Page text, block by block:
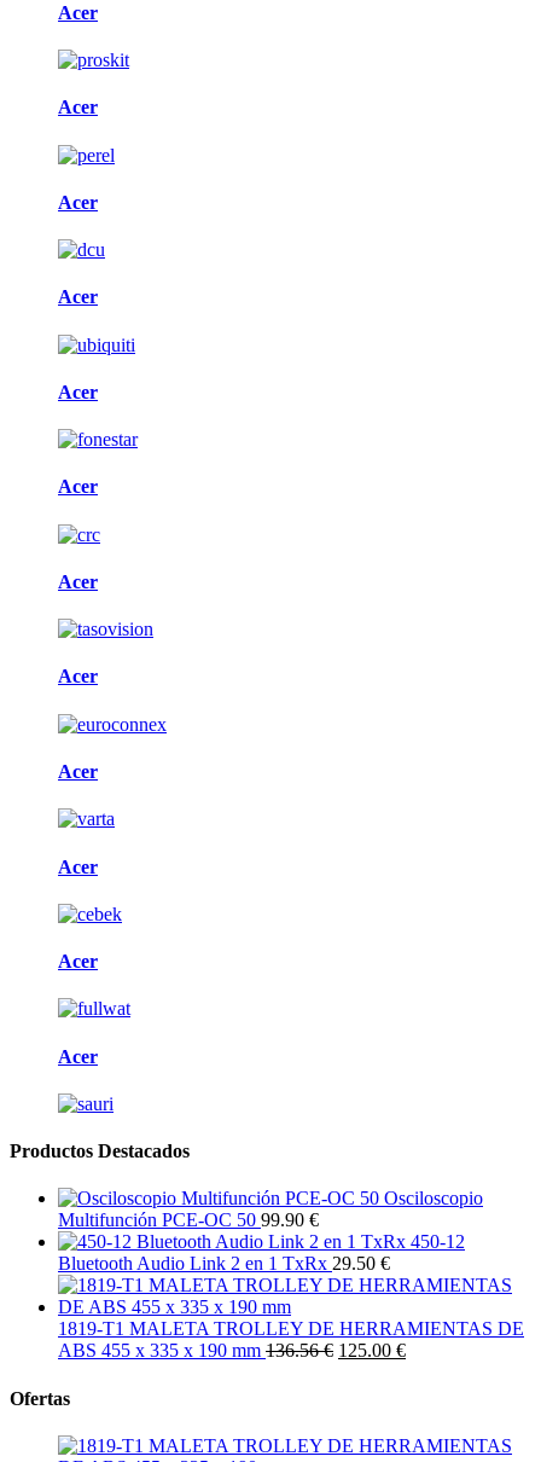
Acer
Acer
Acer
Acer
Acer
Acer
Acer
Acer
Acer
Acer
Acer
Acer
Productos Destacados
Osciloscopio
Multifunción PCE-OC 50 99.90 €
450-12
Bluetooth Audio Link 2 en 1 TxRx 29.50 €
1819-T1 MALETA TROLLEY DE HERRAMIENTAS DE
ABS 455 x 335 x 190 mm 136.56 € 125.00 €
Ofertas